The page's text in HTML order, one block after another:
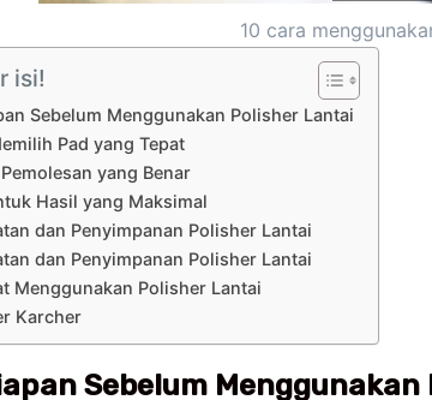
10 cara
isi!
Sebelum Menggunakan Polisher Lantai
Pad yang Tepat
yang Benar
Hasil yang Maksimal
dan Penyimpanan Polisher Lantai
dan Penyimpanan Polisher Lantai
Menggunakan Polisher Lantai
Karcher
Sebelum